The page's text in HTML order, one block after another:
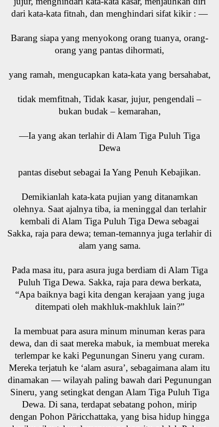
dari kata-kata fitnah, dan menghindari sifat kikir : —
Barang siapa yang menyokong orang tuanya, orang-
orang yang pantas dihormati,
yang ramah, mengucapkan kata-kata yang bersahabat,
tidak memfitnah, Tidak kasar, jujur, pengendali –
bukan budak – kemarahan,
—Ia yang akan terlahir di Alam Tiga Puluh Tiga
Dewa
pantas disebut sebagai Ia Yang Penuh Kebajikan.
Demikianlah kata-kata pujian yang ditanamkan
olehnya. Saat ajalnya tiba, ia meninggal dan terlahir
kembali di Alam Tiga Puluh Tiga Dewa sebagai
Sakka, raja para dewa; teman-temannya juga terlahir di
alam yang sama.
Pada masa itu, para asura juga berdiam di Alam Tiga
Puluh Tiga Dewa. Sakka, raja para dewa berkata,
“Apa baiknya bagi kita dengan kerajaan yang juga
ditempati oleh makhluk-makhluk lain?”
Ia membuat para asura minum minuman keras para
dewa, dan di saat mereka mabuk, ia membuat mereka
terlempar ke kaki Pegunungan Sineru yang curam.
Mereka terjatuh ke ‘alam asura’, sebagaimana alam itu
dinamakan — wilayah paling bawah dari Pegunungan
Sineru, yang setingkat dengan Alam Tiga Puluh Tiga
Dewa. Di sana, terdapat sebatang pohon, mirip
dengan Pohon Pāricchattaka, yang bisa hidup hingga